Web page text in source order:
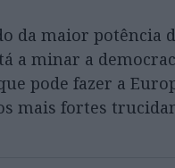
da maior potência
a minar a
pode fazer a
mais fortes